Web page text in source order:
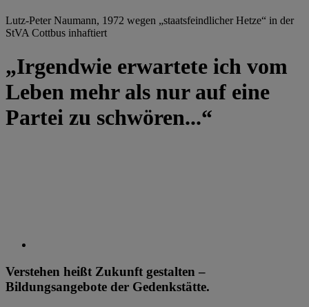
Lutz-Peter Naumann, 1972 wegen „staatsfeindlicher Hetze“ in der
StVA Cottbus inhaftiert
„Irgendwie erwartete ich vom
Leben mehr als nur auf eine
Partei zu schwören...“
Verstehen heißt Zukunft gestalten –
Bildungsangebote der Gedenkstätte.